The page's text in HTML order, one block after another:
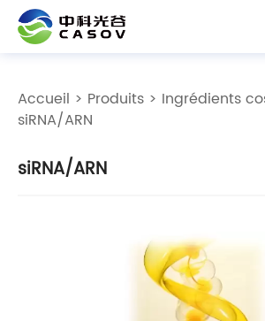
Accueil > Produits > Ingrédients
siRNA/ARN
siRNA/ARN